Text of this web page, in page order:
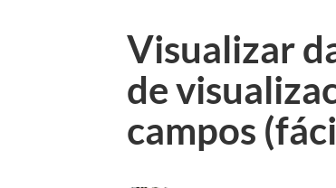
Visualizar
de
campos